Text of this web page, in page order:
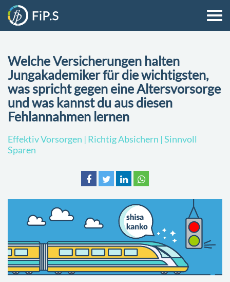
Welche Versicherungen halten
Jungakademiker für die wichtigsten,
was spricht gegen eine Altersvorsorge
und was kannst du aus diesen
Fehlannahmen lernen
Effektiv Vorsorgen | Richtig Absichern | Sinnvoll
Sparen